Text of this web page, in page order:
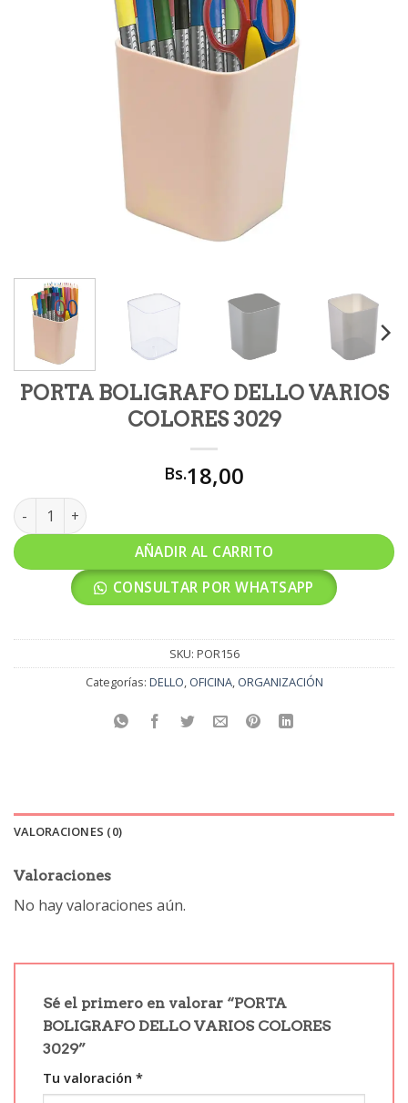
PORTA BOLIGRAFO DELLO VARIOS
COLORES 3029
Bs.18,00
PORTA BOLIGRAFO DELLO VARIOS COLORES 3029 cantidad
AÑADIR AL CARRITO
CONSULTAR POR WHATSAPP
SKU: POR156
Categorías: DELLO OFICINA, ORGANIZACIÓN
VALORACIONES (0)
Valoraciones
No hay valoraciones aún.
Sé el primero en valorar “PORTA
BOLIGRAFO DELLO VARIOS COLORES
3029”
Tu valoración *